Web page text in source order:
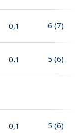
0,1 6 (7)
0,1 5 (6)
0,1 5 (6)